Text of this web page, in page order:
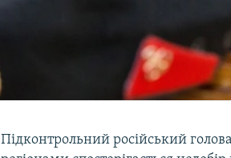
Підконтрольний російський